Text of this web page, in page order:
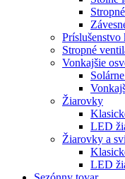
Príslušenstvo
Stropné
Vonkajšie
Žiarovky
LED
Žiarovky a
LED